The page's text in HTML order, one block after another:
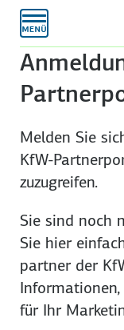
Melden Sie
KfW-
zuzu­greifen.
Sie sind noch
Sie hier
partner der
für Ihr